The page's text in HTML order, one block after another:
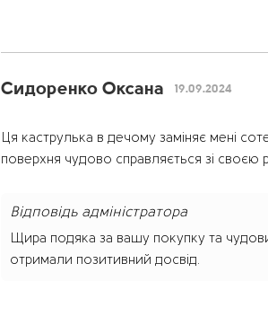
Сидоренко Оксана 19.09.2024
Ця каструлька в дечому заміняє мені
поверхня чудово справляється зі своєю
Відповідь адміністратора
Щира подяка за вашу покупку та
отримали позитивний досвід.